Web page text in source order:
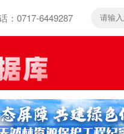
：0717-6449287